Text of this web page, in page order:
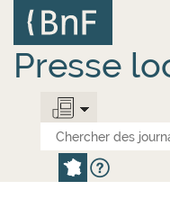
contenu
principal
Presse
Panneau de gestion des cookies